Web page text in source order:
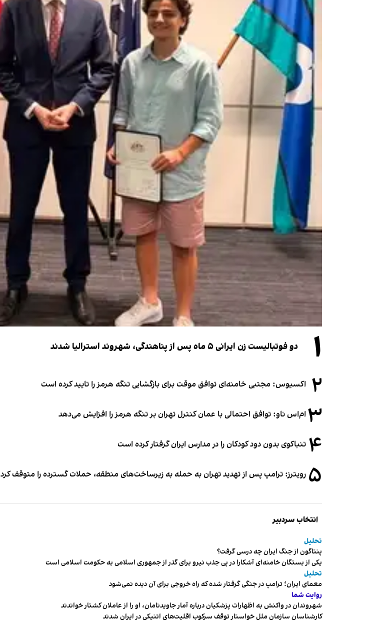
۱ دو فوتبالیست زن ایرانی ۵ ماه پس از پناهندگی، شهروند استرالیا شدند
۲ اکسیوس: مجتبی خامنه‌ای توافق موقت برای بازگشایی تنگه هرمز را تایید کرده است
۳ ام‌اس ناو: توافق احتمالی با عمان کنترل تهران بر تنگه هرمز را افزایش می‌دهد
۴ تنباکوی بدون دود کودکان را در مدارس ایران گرفتار کرده است
۵ رویترز: ترامپ پس از تهدید تهران به حمله به زیرساخت‌های منطقه، حملات گسترده را متوقف کرد
انتخاب سردبیر
تحلیل
پنتاگون از جنگ ایران چه درسی گرفت؟
یکی از بستگان خامنه‌ای آشکارا در پی جذب نیرو برای گذر از جمهوری اسلامی به حکومت اسلامی است
تحلیل
معمای ایران؛ ترامپ در جنگی گرفتار شده که راه خروجی برای آن دیده نمی‌شود
روایت شما
شهروندان در واکنش به اظهارات پزشکیان درباره آمار جاویدنامان، او را از عاملان کشتار خواندند
کارشناسان سازمان ملل خواستار توقف سرکوب اقلیت‌های اتنیکی در ایران شدند